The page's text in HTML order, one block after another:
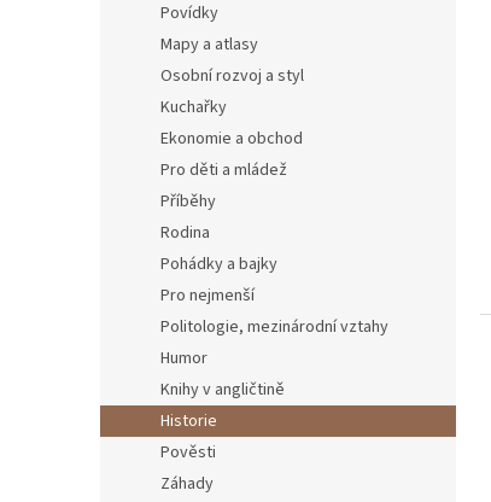
Povídky
Mapy a atlasy
Osobní rozvoj a styl
Kuchařky
Ekonomie a obchod
Pro děti a mládež
Příběhy
Rodina
Pohádky a bajky
Pro nejmenší
Politologie, mezinárodní vztahy
Humor
Knihy v angličtině
Historie
Pověsti
Záhady